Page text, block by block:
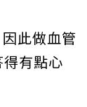
此做血管
有點心